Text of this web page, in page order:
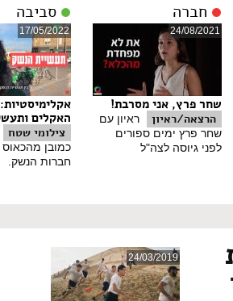
חברה
24/08/2021
שחר פרץ, אני מסרבת!
הרצאה/ראיון
ראיון עם
שחר פרץ ימים ספורים
לפני גיוסה לצה"ל
סביבה
17/05/2022
האקלים
צילומי שטח
כמובן
חברות הנשק.
24/03/2019